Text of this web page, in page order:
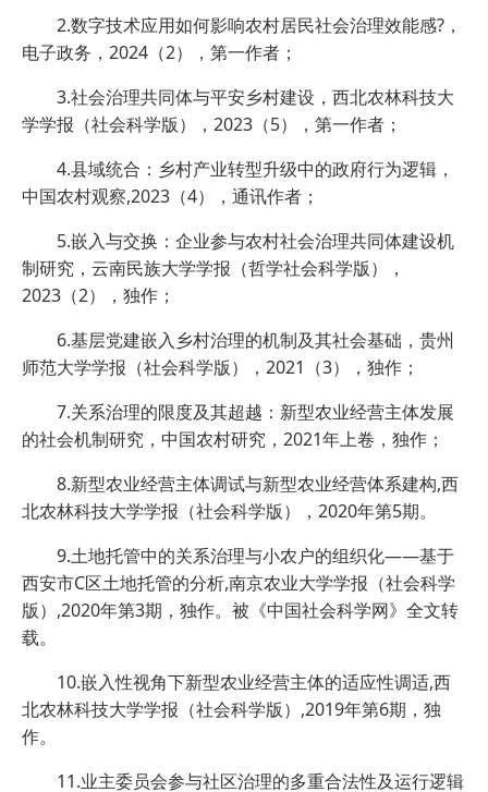
2.数字技术应用如何影响农村居民社会治理效能感?，
电子政务，2024（2），第一作者；
3.社会治理共同体与平安乡村建设，西北农林科技大
学学报（社会科学版），2023（5），第一作者；
4.县域统合：乡村产业转型升级中的政府行为逻辑，
中国农村观察,2023（4），通讯作者；
5.嵌入与交换：企业参与农村社会治理共同体建设机
制研究，云南民族大学学报（哲学社会科学版），
2023（2），独作；
6.基层党建嵌入乡村治理的机制及其社会基础，贵州
师范大学学报（社会科学版），2021（3），独作；
7.关系治理的限度及其超越：新型农业经营主体发展
的社会机制研究，中国农村研究，2021年上卷，独作；
8.新型农业经营主体调试与新型农业经营体系建构,西
北农林科技大学学报（社会科学版），2020年第5期。
9.土地托管中的关系治理与小农户的组织化——基于
西安市C区土地托管的分析,南京农业大学学报（社会科学
版）,2020年第3期，独作。被《中国社会科学网》全文转
载。
10.嵌入性视角下新型农业经营主体的适应性调适,西
北农林科技大学学报（社会科学版）,2019年第6期，独
作。
11.业主委员会参与社区治理的多重合法性及运行逻辑